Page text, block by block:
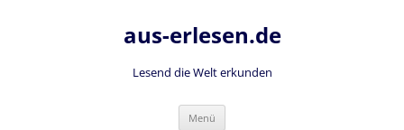
aus-erlesen.de
Lesend die Welt erkunden
Menü